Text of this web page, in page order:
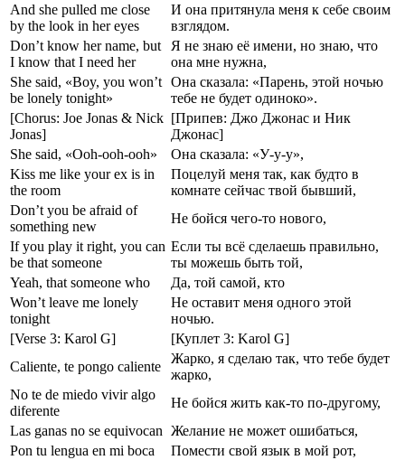
And she pulled me close
by the look in her eyes
И она притянула меня к себе своим
взглядом.
Don’t know her name, but
I know that I need her
Я не знаю её имени, но знаю, что
она мне нужна,
She said, «Boy, you won’t
be lonely tonight»
Она сказала: «Парень, этой ночью
тебе не будет одиноко».
[Chorus: Joe Jonas & Nick
Jonas]
[Припев: Джо Джонас и Ник
Джонас]
She said, «Ooh-ooh-ooh»
Она сказала: «У-у-у»,
Kiss me like your ex is in
the room
Поцелуй меня так, как будто в
комнате сейчас твой бывший,
Don’t you be afraid of
something new
Не бойся чего-то нового,
If you play it right, you can
be that someone
Если ты всё сделаешь правильно,
ты можешь быть той,
Yeah, that someone who
Да, той самой, кто
Won’t leave me lonely
tonight
Не оставит меня одного этой
ночью.
[Verse 3: Karol G]
[Куплет 3: Karol G]
Caliente, te pongo caliente
Жарко, я сделаю так, что тебе будет
жарко,
No te de miedo vivir algo
diferente
Не бойся жить как-то по-другому,
Las ganas no se equivocan Желание не может ошибаться,
Pon tu lengua en mi boca
Помести свой язык в мой рот,